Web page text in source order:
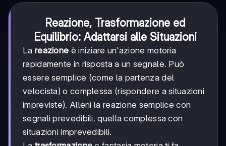
Reazione, Trasformazione ed
Equilibrio: Adattarsi alle Situazioni
La reazione è iniziare un'azione motoria
rapidamente in risposta a un segnale. Può
essere semplice (come la partenza del
velocista) o complessa (rispondere a situazioni
impreviste). Alleni la reazione semplice con
segnali prevedibili, quella complessa con
situazioni imprevedibili.